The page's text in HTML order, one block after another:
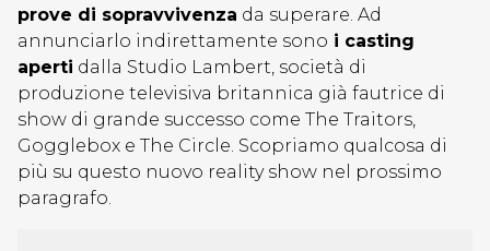
prove di sopravvivenza da superare. Ad
annunciarlo indirettamente sono i casting
aperti dalla Studio Lambert, società di
produzione televisiva britannica già fautrice di
show di grande successo come The Traitors,
Gogglebox e The Circle. Scopriamo qualcosa di
più su questo nuovo reality show nel prossimo
paragrafo.